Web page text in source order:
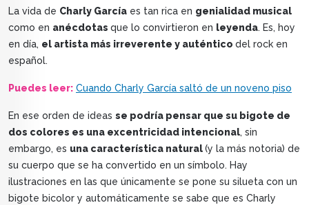
La vida de Charly García es tan rica en genialidad musical
como en anécdotas que lo convirtieron en leyenda. Es, hoy
en día, el artista más irreverente y auténtico del rock en
español.
Puedes leer: Cuando Charly García saltó de un noveno piso
En ese orden de ideas se podría pensar que su bigote de
dos colores es una excentricidad intencional, sin
embargo, es una característica natural(y la más notoria) de
su cuerpo que se ha convertido en un símbolo. Hay
ilustraciones en las que únicamente se pone su silueta con un
bigote bicolor y automáticamente se sabe que es Charly